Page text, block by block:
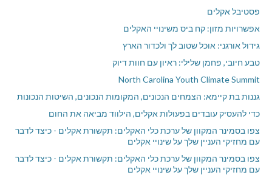
פסטיבל אקלים
אפשרויות מזון: קח ביס משינויי האקלים
גידול אורגני: אוכל שטוב לך ולכדור הארץ
טבע חיובי, פחמן שלילי: ראיון עם חוות דיוק
North Carolina Youth Climate Summit
גננות בת קיימא: הצמחים הנכונים, המקומות הנכונים, השיטות הנכונות
כדי להעסיק עובדים בפעולות אקלים, הילווד מביאה את החום
צפו בסמינר המקוון של ערכת כלי האקלים: תקשורת אקלים - כיצד לדבר
עם מחזיקי העניין שלך על שינויי אקלים
צפו בסמינר המקוון של ערכת כלי האקלים: תקשורת אקלים - כיצד לדבר
עם מחזיקי העניין שלך על שינויי אקלים